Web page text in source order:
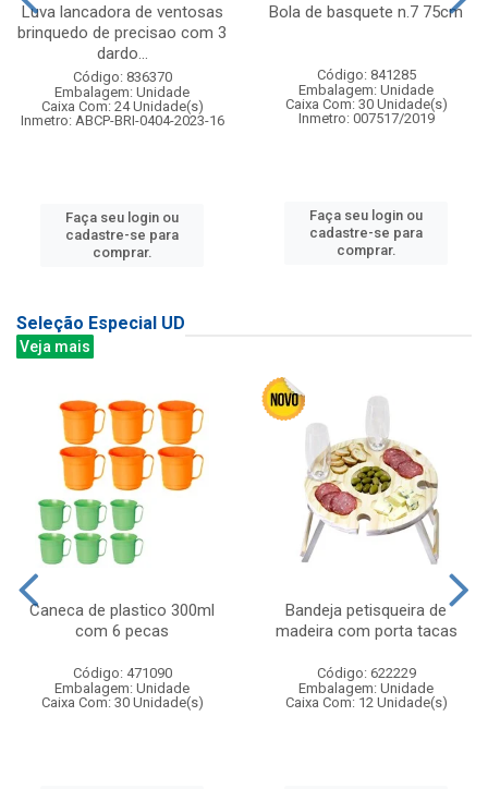
Luva lancadora de ventosas
brinquedo de precisao com 3
dardo...
Código: 836370
Embalagem: Unidade
Caixa Com: 24 Unidade(s)
Inmetro: ABCP-BRI-0404-2023-16
Faça seu login ou
cadastre-se para
comprar.
Bola de basquete n.7 75cm
Código: 841285
Embalagem: Unidade
Caixa Com: 30 Unidade(s)
Inmetro: 007517/2019
Faça seu login ou
cadastre-se para
comprar.
Seleção Especial UD
Veja mais
Caneca de plastico 300ml
com 6 pecas
Código: 471090
Embalagem: Unidade
Caixa Com: 30 Unidade(s)
Bandeja petisqueira de
madeira com porta tacas
Código: 622229
Embalagem: Unidade
Caixa Com: 12 Unidade(s)